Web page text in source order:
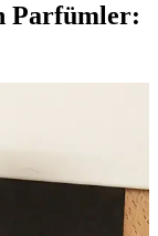
Parfümler: